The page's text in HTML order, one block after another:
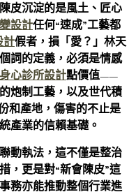
皮沉淀的是風土、匠心
設計任何“速成”工藝都
計假者，損「愛？」林天
詞的定義，必須是情感
身心診所設計點價值——
炮制工藝，以及世代積
和產地，傷害的不止是
產業的信賴基礎。
動執法，這不僅是整治
，更是對“新會陳皮”這
務亦能推動整個行業進